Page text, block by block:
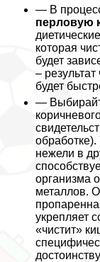
— В
перловую
которая
будет
–
будет
—
нежели в
организма
металлов.
укрепляет
«чистит»